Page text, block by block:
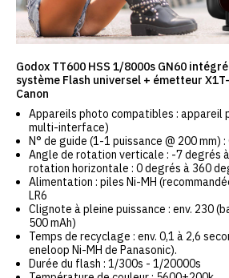
Godox TT600 HSS 1/8000s GN60
système Flash universel + émetteur
Canon
Appareils photo compatibles : appareil
multi-interface)
N° de guide (1-1 puissance @ 200 mm)
Angle de rotation verticale : -7 degrés
rotation horizontale : 0 degrés à 360
Alimentation : piles Ni-MH
LR6
Clignote à pleine puissance : env. 230
500 mAh)
Temps de recyclage : env. 0,1 à 2,6
eneloop Ni-MH de Panasonic).
Durée du flash : 1/300s - 1/20000s